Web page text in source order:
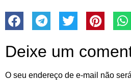
Deixe um
O seu endereço de e-mail não